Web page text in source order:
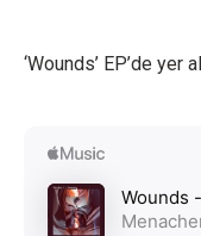
‘Wounds’ EP’de yer